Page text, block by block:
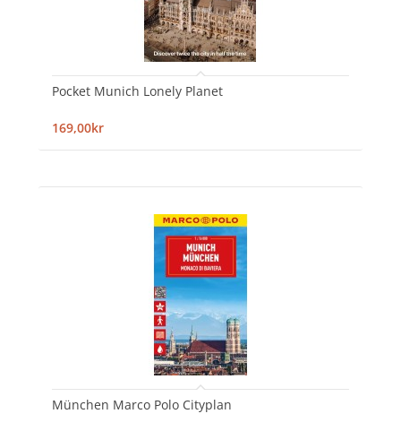
Pocket Munich Lonely Planet
169,00kr
München Marco Polo Cityplan